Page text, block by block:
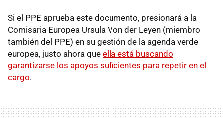
Si el PPE aprueba este documento, presionará a la
Comisaria Europea Ursula Von der Leyen (miembro
también del PPE) en su gestión de la agenda verde
europea, justo ahora que ella está buscando
garantizarse los apoyos suficientes para repetir en el
cargo.